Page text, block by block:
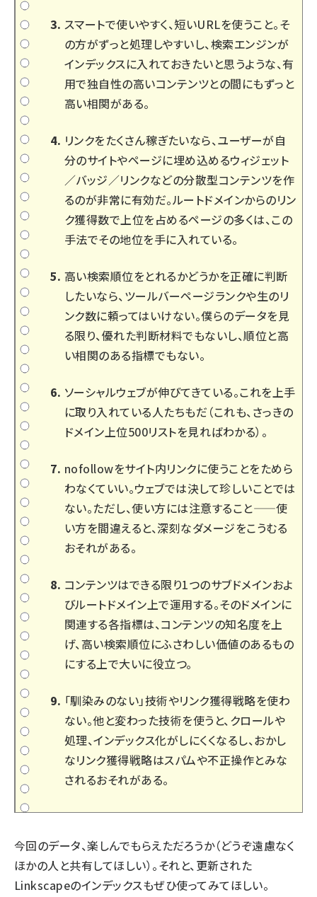
スマートで使いやすく、短いURLを使うこと。そ
の方がずっと処理しやすいし、検索エンジンが
インデックスに入れておきたいと思うような、有
用で独自性の高いコンテンツとの間にもずっと
高い相関がある。
リンクをたくさん稼ぎたいなら、ユーザーが自
分のサイトやページに埋め込めるウィジェット
／バッジ／リンクなどの分散型コンテンツを作
るのが非常に有効だ。ルートドメインからのリン
ク獲得数で上位を占めるページの多くは、この
手法でその地位を手に入れている。
高い検索順位をとれるかどうかを正確に判断
したいなら、ツールバーページランクや生のリ
ンク数に頼ってはいけない。僕らのデータを見
る限り、優れた判断材料でもないし、順位と高
い相関のある指標でもない。
ソーシャルウェブが伸びてきている。これを上手
に取り入れている人たちもだ（これも、さっきの
ドメイン上位500リストを見ればわかる）。
nofollowをサイト内リンクに使うことをためら
わなくていい。ウェブでは決して珍しいことでは
ない。ただし、使い方には注意すること——使
い方を間違えると、深刻なダメージをこうむる
おそれがある。
コンテンツはできる限り1つのサブドメインおよ
びルートドメイン上で運用する。そのドメインに
関連する各指標は、コンテンツの知名度を上
げ、高い検索順位にふさわしい価値のあるもの
にする上で大いに役立つ。
「馴染みのない」技術やリンク獲得戦略を使わ
ない。他と変わった技術を使うと、クロールや
処理、インデックス化がしにくくなるし、おかし
なリンク獲得戦略はスパムや不正操作とみな
されるおそれがある。
今回のデータ、楽しんでもらえただろうか（どうぞ遠慮なく
ほかの人と共有してほしい）。それと、更新された
Linkscapeのインデックスもぜひ使ってみてほしい。